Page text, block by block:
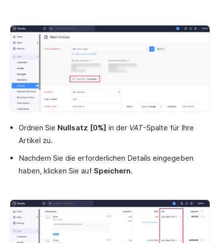
Ordnen Sie Nullsatz [0%] in der VAT-Spalte für Ihre
Artikel zu.
Nachdem Sie die erforderlichen Details eingegeben
haben, klicken Sie auf Speichern.